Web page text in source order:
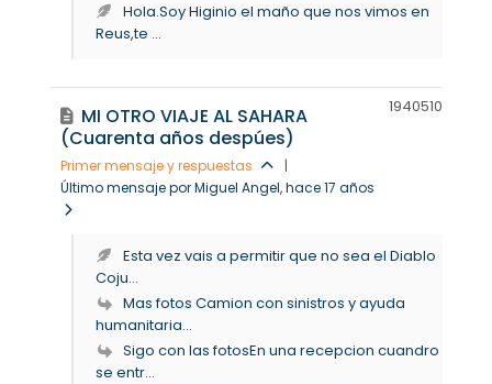
Hola.Soy Higinio el maño que nos vimos en
Reus,te ...
MI OTRO VIAJE AL SAHARA
(Cuarenta años despúes)
Primer mensaje y respuestas
|
Último mensaje por Miguel Angel, hace 17 años
1940510
Esta vez vais a permitir que no sea el Diablo
Coju...
Mas fotos Camion con sinistros y ayuda
humanitaria...
Sigo con las fotosEn una recepcion cuandro
se entr...